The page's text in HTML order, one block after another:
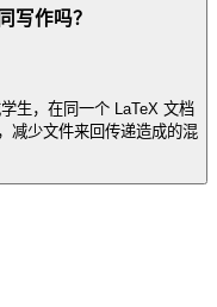
写作吗？
生，在同一个 LaTeX 文档
减少文件来回传递造成的混